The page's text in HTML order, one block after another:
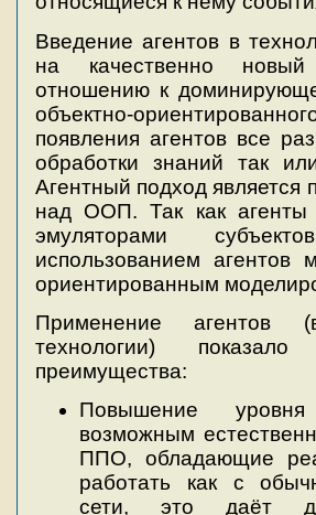
Введение агентов в
на качественно
отношению к
объектно-
появления агентов все
обработки знаний так
Агентный подход является
над ООП. Так как
эмуляторами
использованием агентов
ориентированным
Применение агентов
технологии)
преимущества:
Повышение уровня
возможным
ППО, обладающие
работать как с
сети, это даёт